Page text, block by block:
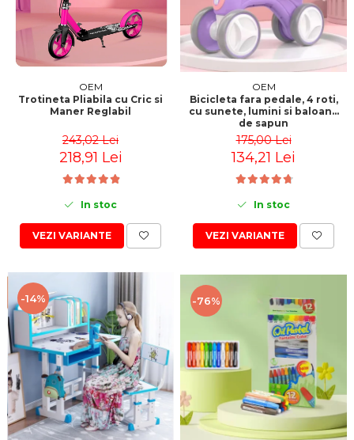
Jucarii motricitate
Micul explorator
Nisip kinetic
Pictura, modelaj si accesorii
Tarcuri si corturi
Tarc joaca copii
Tarc joaca bebe
Tarc joaca cu bile
OEM
Trotineta Pliabila cu Cric si
Maner Reglabil
243,02 Lei
218,91 Lei
In stoc
VEZI VARIANTE
OEM
Bicicleta fara pedale, 4 roti,
cu sunete, lumini si baloane
de sapun
175,00 Lei
134,21 Lei
In stoc
VEZI VARIANTE
-14% -76%